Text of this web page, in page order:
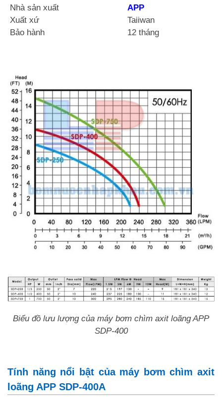
Nhà sản xuất
APP
Xuất xứ
Taiiwan
Bảo hành
12 tháng
Biểu đồ lưu lượng của máy bơm chìm axit loãng APP
SDP-400
Tính năng nổi bật của máy bơm chìm axit
loãng APP SDP-400A